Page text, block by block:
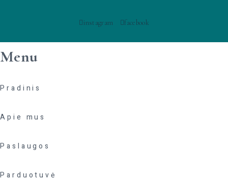
instagram facebook
Menu
Pradinis
Apie mus
Paslaugos
Parduotuvė